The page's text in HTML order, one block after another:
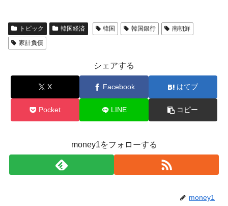
Fact1 セレクトセールの高額取引馬が稼いだ金額とは？
トピック 韓国経済 韓国 韓国銀行
南朝鮮
家計負債
シェアする
X Facebook はてブ
Pocket LINE コピー
money1をフォローする
money1